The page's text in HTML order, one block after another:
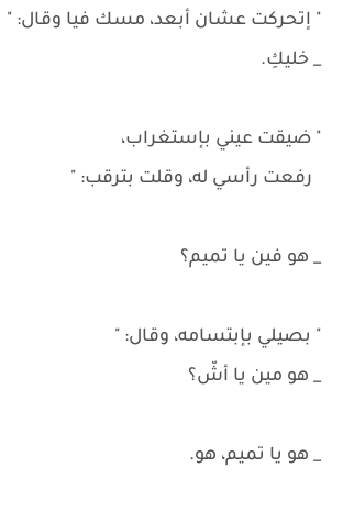
" إتحركت عشان أبعد، مسك فيا وقال: "
_ خليكِ.
" ضيقت عيني بإستغراب،
رفعت رأسي له، وقلت بترقب: "
_ هو فين يا تميم؟
" بصيلي بإبتسامه، وقال: "
_ هو مين يا أشّ؟
_ هو يا تميم، هو.